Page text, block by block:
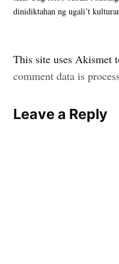
dinidiktahan ng ugali’t
a
comment
Leave a Reply
This site uses Akismet
comment data is